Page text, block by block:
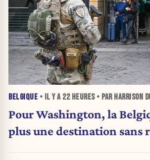
BELGIQUE • IL Y A 22 HEURES• PAR HARRISON
Pour Washington, la
plus une destination sans